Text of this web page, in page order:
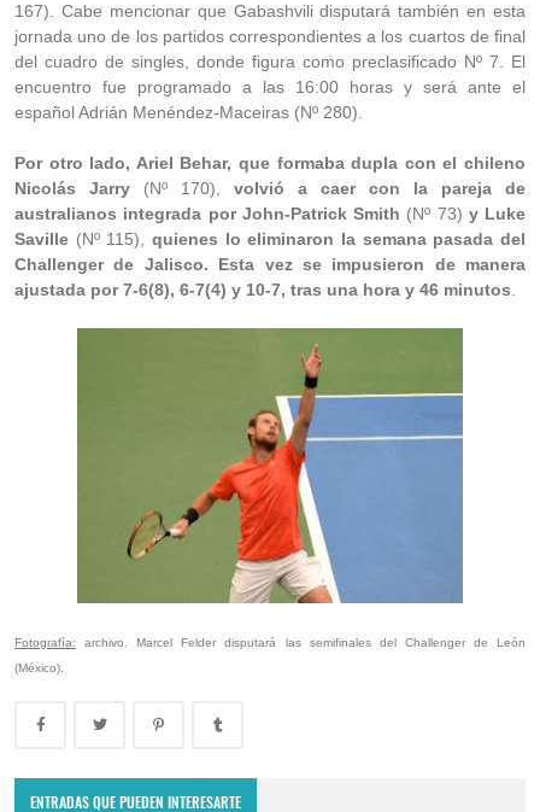
167). Cabe mencionar que Gabashvili disputará también en esta
jornada uno de los partidos correspondientes a los cuartos de final
del cuadro de singles, donde figura como preclasificado Nº 7. El
encuentro fue programado a las 16:00 horas y será ante el
español Adrián Menéndez-Maceiras (Nº 280).
Por otro lado, Ariel Behar, que formaba dupla con el chileno
Nicolás Jarry (Nº 170), volvió a caer con la pareja de
australianos integrada por John-Patrick Smith (Nº 73) y Luke
Saville (Nº 115), quienes lo eliminaron la semana pasada del
Challenger de Jalisco. Esta vez se impusieron de manera
ajustada por 7-6(8), 6-7(4) y 10-7, tras una hora y 46 minutos
Fotografía: archivo. Marcel Felder disputará las semifinales del Challenger de León
(México).
ENTRADAS QUE PUEDEN INTERESARTE
Lima Challenger: Ignacio Carou y Franco Roncadelli participarán en
el torneo ATP de Perú